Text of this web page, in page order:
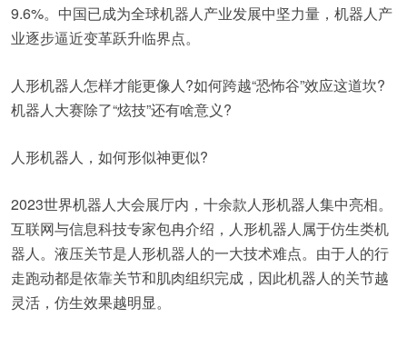
9.6%。中国已成为全球机器人产业发展中坚力量，机器人产
业逐步逼近变革跃升临界点。
人形机器人怎样才能更像人?如何跨越“恐怖谷”效应这道坎?
机器人大赛除了“炫技”还有啥意义?
人形机器人，如何形似神更似?
2023世界机器人大会展厅内，十余款人形机器人集中亮相。
互联网与信息科技专家包冉介绍，人形机器人属于仿生类机
器人。液压关节是人形机器人的一大技术难点。由于人的行
走跑动都是依靠关节和肌肉组织完成，因此机器人的关节越
灵活，仿生效果越明显。